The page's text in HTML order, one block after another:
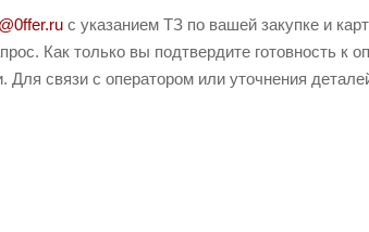
с указанием ТЗ по вашей закупке и
Как только вы подтвердите готовность к
Для связи с оператором или уточнения